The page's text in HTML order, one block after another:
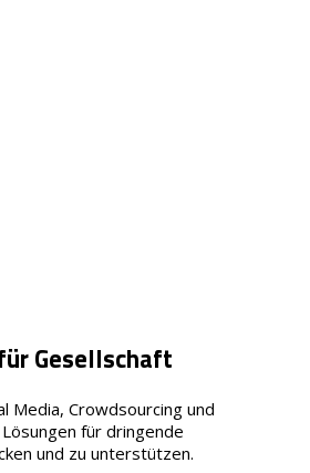
Gesellschaft
Media, Crowdsourcing und
für dringende
und zu unterstützen.